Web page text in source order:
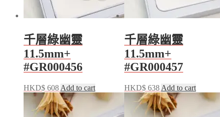
千層綠幽靈
11.5mm+
#GR000456
HKD$ 608 Add to cart
千層綠幽靈
11.5mm+
#GR000457
HKD$638 Add to cart